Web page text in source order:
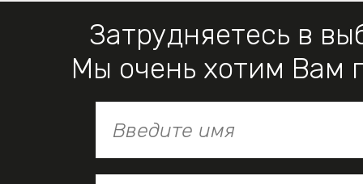
Затрудняетесь в
Мы очень хотим Вам